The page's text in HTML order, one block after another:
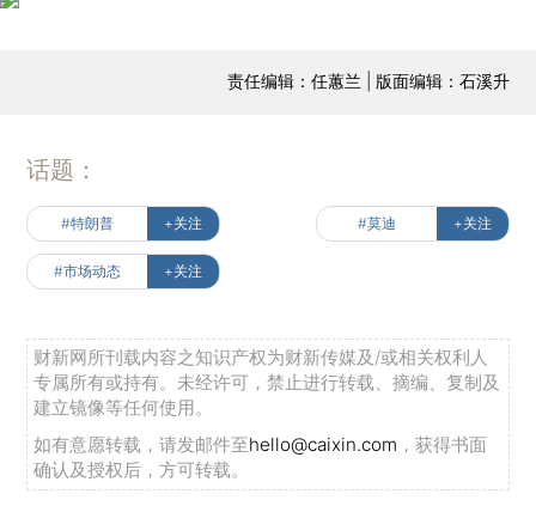
责任编辑：任蕙兰 | 版面编辑：石溪升
话题：
#特朗普 +关注 #莫迪 +关注
#市场动态 +关注
财新网所刊载内容之知识产权为财新传媒及/或相关权利人
专属所有或持有。未经许可，禁止进行转载、摘编、复制及
建立镜像等任何使用。
如有意愿转载，请发邮件至hello@caixin.com ，获得书面
确认及授权后，方可转载。